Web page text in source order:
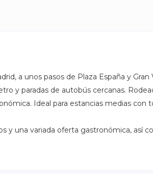
a unos pasos de Plaza España y Gran
y paradas de autobús cercanas.
Ideal para estancias medias con
y una variada oferta gastronómica, así
de salud.